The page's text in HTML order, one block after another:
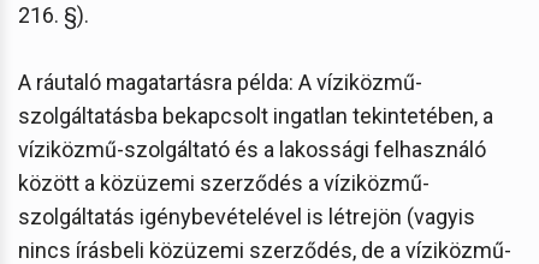
216. §).
A ráutaló magatartásra példa: A víziközmű-
szolgáltatásba bekapcsolt ingatlan tekintetében, a
víziközmű-szolgáltató és a lakossági felhasználó
között a közüzemi szerződés a víziközmű-
szolgáltatás igénybevételével is létrejön (vagyis
nincs írásbeli közüzemi szerződés, de a víziközmű-